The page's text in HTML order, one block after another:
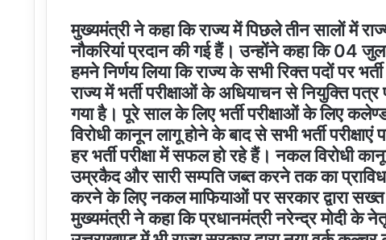
मुख्यमंत्री ने कहा कि राज्य में पिछले तीन सालों में
नौकरियां प्रदान की गई हैं। उन्होंने कहा कि 04
हमने निर्णय लिया कि राज्य के सभी रिक्त पदों पर
राज्य में भर्ती परीक्षाओं के अधियाचन से नियुक्ति
गया है। पूरे साल के लिए भर्ती परीक्षाओं के लिए
विरोधी कानून लागू होने के बाद से सभी भर्ती
हर भर्ती परीक्षा में सफल हो रहे हैं। नकल विरोधी
उम्रकैद और सारी सम्पति जब्त करने तक का
करने के लिए नकल माफियाओं पर सरकार द्वारा सख्त
मुख्यमंत्री ने कहा कि प्रधानमंत्री नरेन्द्र मोदी